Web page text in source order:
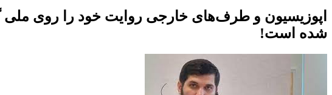
اپوزیسیون و طرف‌های خارجی روایت خود را روی
شده است!